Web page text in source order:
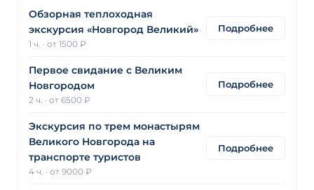
Обзорная теплоходная
экскурсия «Новгород Великий»
1 ч. · от 1500 ₽
Подробнее
Первое свидание с Великим
Новгородом
2 ч. · от 6500 ₽
Подробнее
Экскурсия по трем монастырям
Великого Новгорода на
транспорте туристов
4 ч. · от 9000 ₽
Подробнее